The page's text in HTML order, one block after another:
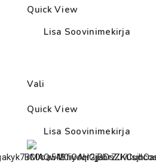
Quick View
Lisa Soovinimekirja
Vali
Quick View
Lisa Soovinimekirja